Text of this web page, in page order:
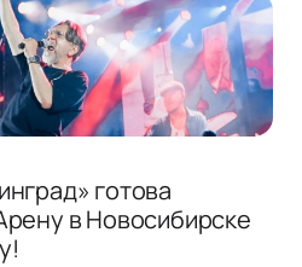
готова
в Новосибирске